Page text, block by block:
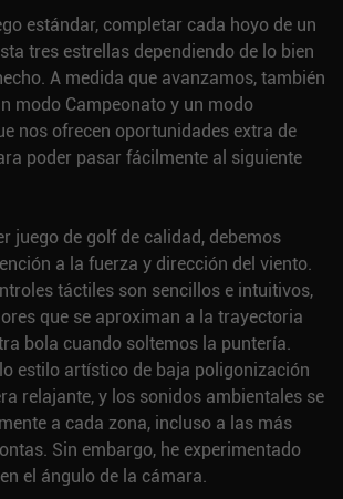
estándar, completar cada hoyo de un
tres estrellas dependiendo de lo bien
A medida que avanzamos, también
modo Campeonato y un modo
nos ofrecen oportunidades extra de
poder pasar fácilmente al siguiente
juego de golf de calidad, debemos
a la fuerza y dirección del viento.
táctiles son sencillos e intuitivos,
que se aproximan a la trayectoria
bola cuando soltemos la puntería.
estilo artístico de baja poligonización
relajante, y los sonidos ambientales se
a cada zona, incluso a las más
Sin embargo, he experimentado
el ángulo de la cámara.